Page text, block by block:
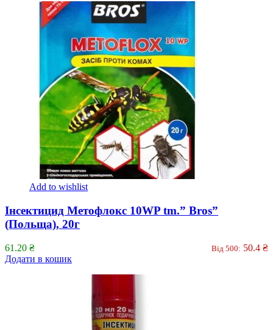
Add to wishlist
Інсектицид Метофлокс 10WP tm.” Bros”
(Польща), 20г
61.20 ₴ Від 500: 50.4 ₴
Додати в кошик